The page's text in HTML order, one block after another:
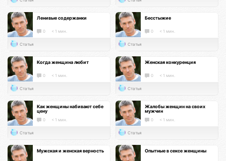
Ленивые содержанки
0 < 1 мин.
Статья
Бесстыжие
0 < 1 мин.
Статья
Когда женщина любит
0 < 1 мин.
Статья
Женская конкуренция
0 < 1 мин.
Статья
Как женщины набивают себе
цену
0 < 1 мин.
Статья
Жалобы женщин на своих
мужчин
0 < 1 мин.
Статья
Мужская и женская верность Опытные в сексе женщины